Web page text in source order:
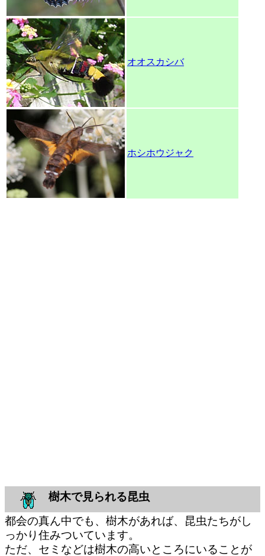
オオスカシバ
ホシホウジャク
樹木で見られる昆虫
都会の真ん中でも、樹木があれば、昆虫たちがし
っかり住みついています。
ただ、セミなどは樹木の高いところにいることが